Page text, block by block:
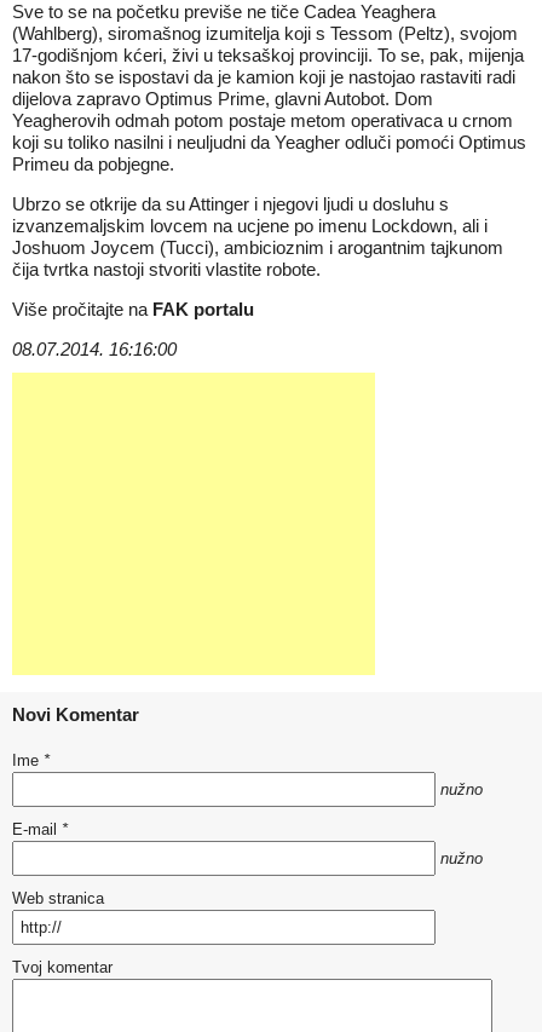
Sve to se na početku previše ne tiče Cadea Yeaghera
(Wahlberg), siromašnog izumitelja koji s Tessom (Peltz), svojom
17-godišnjom kćeri, živi u teksaškoj provinciji. To se, pak, mijenja
nakon što se ispostavi da je kamion koji je nastojao rastaviti radi
dijelova zapravo Optimus Prime, glavni Autobot. Dom
Yeagherovih odmah potom postaje metom operativaca u crnom
koji su toliko nasilni i neuljudni da Yeagher odluči pomoći Optimus
Primeu da pobjegne.
Ubrzo se otkrije da su Attinger i njegovi ljudi u dosluhu s
izvanzemaljskim lovcem na ucjene po imenu Lockdown, ali i
Joshuom Joycem (Tucci), ambicioznim i arogantnim tajkunom
čija tvrtka nastoji stvoriti vlastite robote.
Više pročitajte na FAK portalu
08.07.2014. 16:16:00
Novi Komentar
Ime *
nužno
E-mail *
nužno
Web stranica
Tvoj komentar